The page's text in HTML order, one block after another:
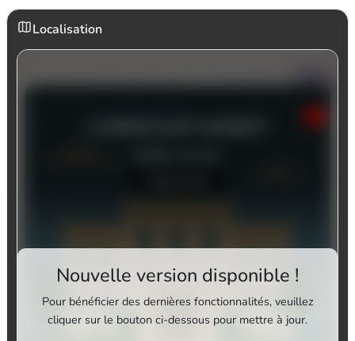
Localisation